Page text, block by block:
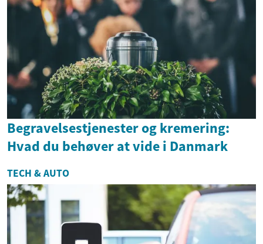
Begravelsestjenester og kremering:
Hvad du behøver at vide i Danmark
TECH & AUTO